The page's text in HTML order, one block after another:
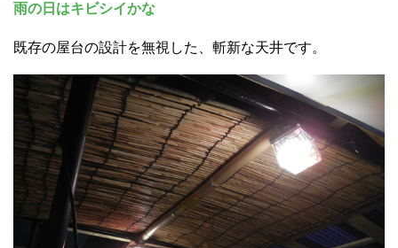
雨の日はキビシイかな
既存の屋台の設計を無視した、斬新な天井です。